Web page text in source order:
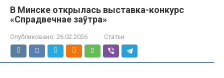
В Минске открылась выставка-конкурс
«Спрадвечнае заўтра»
Опубликовано: 26.02.2026 Статьи